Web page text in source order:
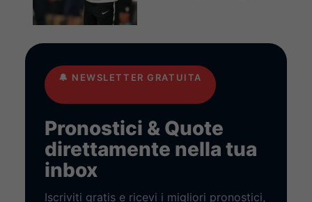
🔔 NEWSLETTER GRATUITA
Pronostici & Quote
direttamente nella tua
inbox
Iscriviti gratis e ricevi i migliori pronostici,